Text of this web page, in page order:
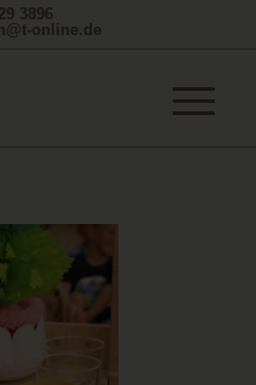
3896
online.de